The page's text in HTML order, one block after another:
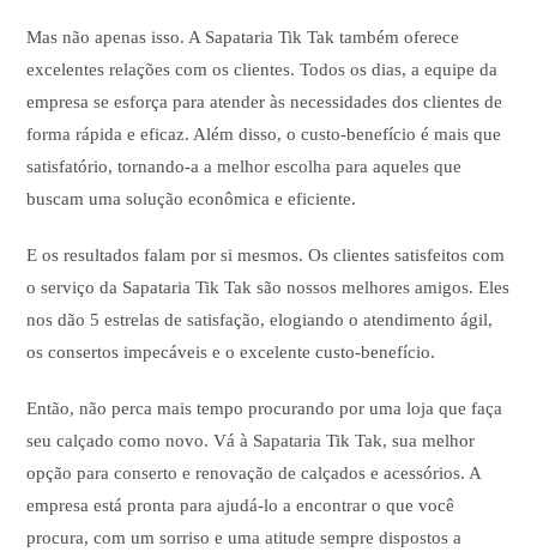
Mas não apenas isso. A Sapataria Tik Tak também oferece
excelentes relações com os clientes. Todos os dias, a equipe da
empresa se esforça para atender às necessidades dos clientes de
forma rápida e eficaz. Além disso, o custo-benefício é mais que
satisfatório, tornando-a a melhor escolha para aqueles que
buscam uma solução econômica e eficiente.
E os resultados falam por si mesmos. Os clientes satisfeitos com
o serviço da Sapataria Tik Tak são nossos melhores amigos. Eles
nos dão 5 estrelas de satisfação, elogiando o atendimento ágil,
os consertos impecáveis e o excelente custo-benefício.
Então, não perca mais tempo procurando por uma loja que faça
seu calçado como novo. Vá à Sapataria Tik Tak, sua melhor
opção para conserto e renovação de calçados e acessórios. A
empresa está pronta para ajudá-lo a encontrar o que você
procura, com um sorriso e uma atitude sempre dispostos a